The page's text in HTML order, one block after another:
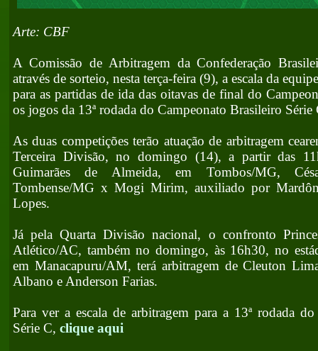
Arte: CBF
A Comissão de Arbitragem da Confederação
através de sorteio, nesta terça-feira (9), a escala da
para as partidas de ida das oitavas de final do
os jogos da 13ª rodada do Campeonato Brasileiro Série
As duas competições terão atuação de arbitragem
Terceira Divisão, no domingo (14), a partir das
Guimarães de Almeida, em Tombos/MG,
Tombense/MG x Mogi Mirim, auxiliado por
Lopes.
Já pela Quarta Divisão nacional, o confronto
Atlético/AC, também no domingo, às 16h30, no
em Manacapuru/AM, terá arbitragem de Cleuton
Albano e Anderson Farias.
Para ver a escala de arbitragem para a 13ª rodada
Série C, clique aqui